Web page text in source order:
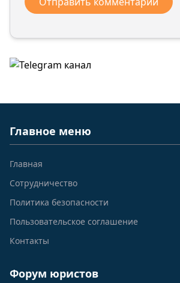
Главное меню
Главная
Сотрудничество
Политика безопасности
Пользовательское соглашение
Контакты
Форум юристов